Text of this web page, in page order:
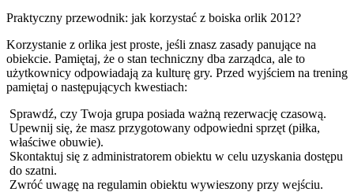
Praktyczny przewodnik: jak korzystać z boiska orlik 2012?
Korzystanie z orlika jest proste, jeśli znasz zasady panujące na
obiekcie. Pamiętaj, że o stan techniczny dba zarządca, ale to
użytkownicy odpowiadają za kulturę gry. Przed wyjściem na trening
pamiętaj o następujących kwestiach:
Sprawdź, czy Twoja grupa posiada ważną rezerwację czasową.
Upewnij się, że masz przygotowany odpowiedni sprzęt (piłka,
właściwe obuwie).
Skontaktuj się z administratorem obiektu w celu uzyskania dostępu
do szatni.
Zwróć uwagę na regulamin obiektu wywieszony przy wejściu.